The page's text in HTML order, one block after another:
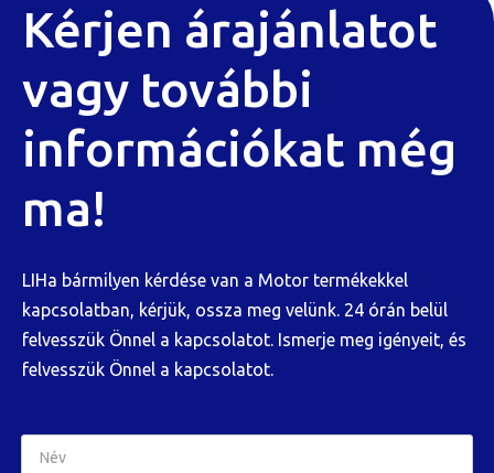
Kérjen árajánlatot
vagy további
információkat még
ma!
LIHa bármilyen kérdése van a Motor termékekkel
kapcsolatban, kérjük, ossza meg velünk. 24 órán belül
felvesszük Önnel a kapcsolatot. Ismerje meg igényeit, és
felvesszük Önnel a kapcsolatot.